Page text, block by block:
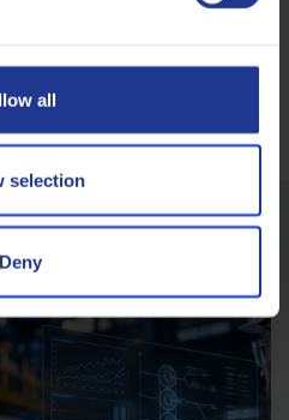
all
selection
Deny
VOOR
artikels